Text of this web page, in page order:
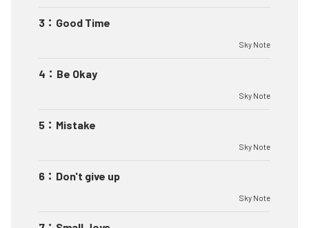
3 ： Good Time
Sky Note
4 ： Be Okay
Sky Note
5 ： Mistake
Sky Note
6 ： Don't give up
Sky Note